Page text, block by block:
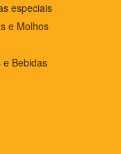
especiais
e Molhos
e Bebidas